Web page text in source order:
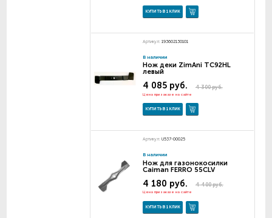
КУПИТЬ В 1 КЛИК
Артикул: 193602130101
В наличии
Нож деки ZimAni TC92HL
левый
4 300 руб.
4 085 руб.
Цена при заказе на сайте
КУПИТЬ В 1 КЛИК
Артикул: U537-00025
В наличии
Нож для газонокосилки
Caiman FERRO 55CLV
4 400 руб.
4 180 руб.
Цена при заказе на сайте
КУПИТЬ В 1 КЛИК